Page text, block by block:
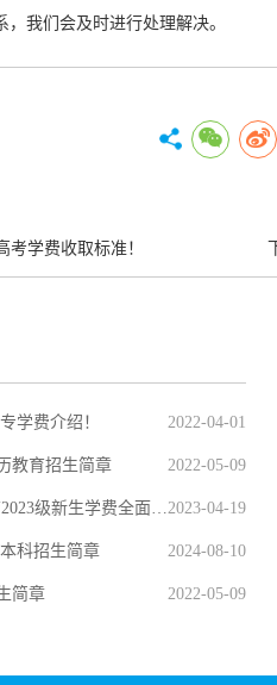
我们会及时进行处理解决。
考学费收取标准！
2022-04-01
学费介绍！
2022-05-09
教育招生简章
2023-04-19
级新生学费全面上调
2024-08-10
科招生简章
2022-05-09
简章